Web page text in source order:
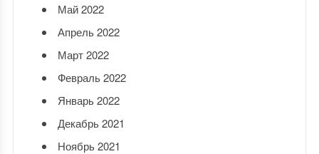
Май 2022
Апрель 2022
Март 2022
Февраль 2022
Январь 2022
Декабрь 2021
Ноябрь 2021